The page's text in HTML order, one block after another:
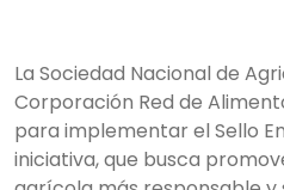
La Sociedad Nacional de
Corporación Red de
para implementar el Sello
iniciativa, que busca